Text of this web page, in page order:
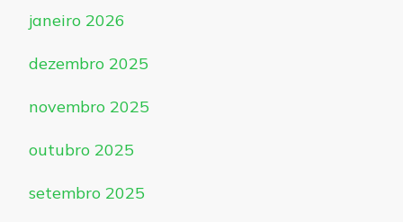
janeiro 2026
dezembro 2025
novembro 2025
outubro 2025
setembro 2025